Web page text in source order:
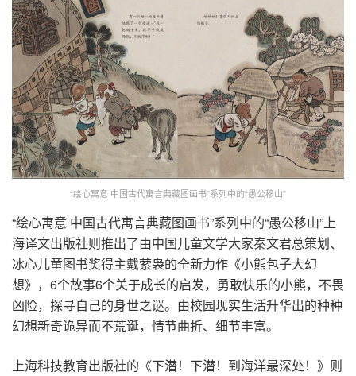
“绘心寓意 中国古代寓言典藏图画书”系列中的“愚公移山”
“绘心寓意 中国古代寓言典藏图画书”系列中的“愚公移山”上
海译文出版社则推出了由中国儿童文学大家秦文君总策划、
冰心儿童图书奖得主戴萦袅的全新力作《小熊包子大幻
想》，6个故事6个关于成长的启发，勇敢快乐的小熊，不畏
凶险，探寻自己的身世之谜。由校园现实生活升华出的种种
幻想新奇诡异而不荒诞，情节曲折、细节丰富。
上海科技教育出版社的《下潜！下潜！到海洋最深处！》则